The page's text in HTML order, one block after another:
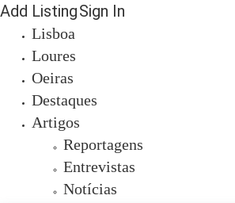
Add ListingSign In
Lisboa
Loures
Oeiras
Destaques
Artigos
Reportagens
Entrevistas
Notícias